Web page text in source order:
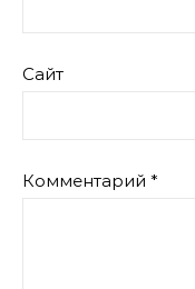
Сайт
Комментарий *